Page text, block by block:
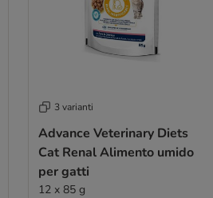
3 varianti
Advance Veterinary Diets
Cat Renal Alimento umido
per gatti
12 x 85 g